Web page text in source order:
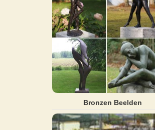
Bronzen Beelden